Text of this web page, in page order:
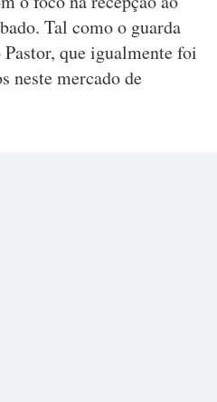
Tal como o guarda
que igualmente foi
neste mercado de